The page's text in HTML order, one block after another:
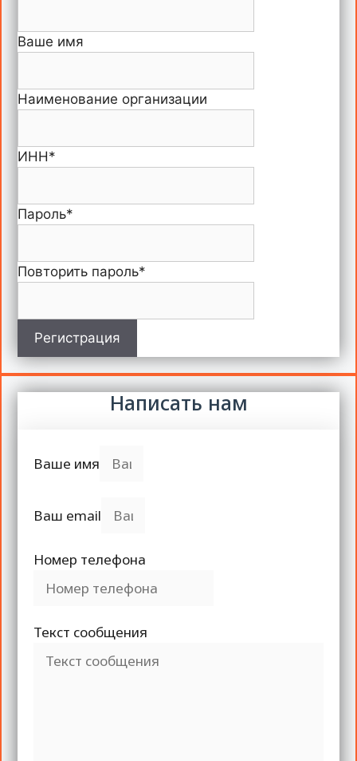
Ваше имя
Наименование организации
ИНН*
Пароль*
Повторить пароль*
Регистрация
Написать нам
Ваше имя
Ваш email
Номер телефона
Текст сообщения